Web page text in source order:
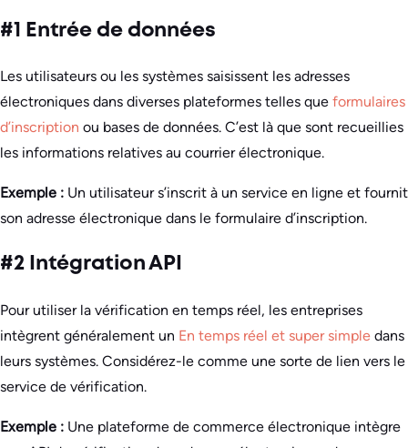
#1 Entrée de données
Les utilisateurs ou les systèmes saisissent les adresses
électroniques dans diverses plateformes telles que formulaires
d’inscription ou bases de données. C’est là que sont recueillies
les informations relatives au courrier électronique.
Exemple : Un utilisateur s’inscrit à un service en ligne et fournit
son adresse électronique dans le formulaire d’inscription.
#2 Intégration API
Pour utiliser la vérification en temps réel, les entreprises
intègrent généralement un En temps réel et super simple dans
leurs systèmes. Considérez-le comme une sorte de lien vers le
service de vérification.
Exemple : Une plateforme de commerce électronique intègre